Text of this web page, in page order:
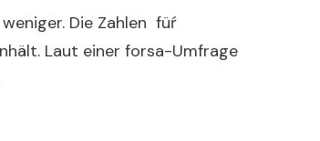
Die Zahlen füŕ
Laut einer forsa-Umfrage